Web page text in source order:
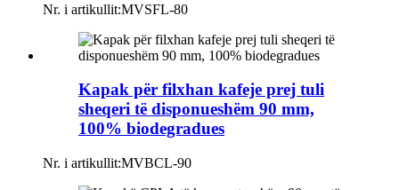
Nr. i artikullit:MVSFL-80
Kapak për filxhan kafeje prej tuli
sheqeri të disponueshëm 90 mm,
100% biodegradues
Nr. i artikullit:MVBCL-90